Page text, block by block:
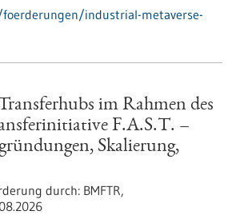
industrial-metaverse-
im Rahmen des
F.A.S.T. –
Skalierung,
durch: BMFTR,